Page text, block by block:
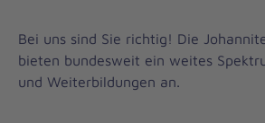
Bei uns sind Sie richtig! Die
bieten bundesweit ein weites
und Weiterbildungen an.